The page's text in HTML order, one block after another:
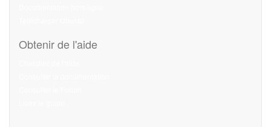
Obtenir de l'aide